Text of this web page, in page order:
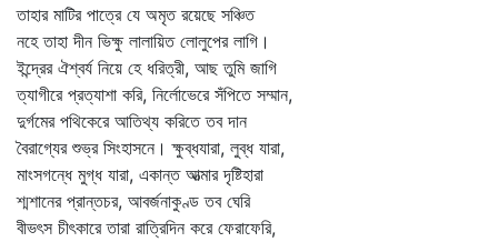
তাহার মাটির পাত্রে যে অমৃত রয়েছে সঞ্চিত
নহে তাহা দীন ভিক্ষু লালায়িত লোলুপের লাগি।
ইন্দ্রের ঐশ্বর্য নিয়ে হে ধরিত্রী, আছ তুমি জাগি
ত্যাগীরে প্রত্যাশা করি, নির্লোভেরে সঁপিতে সম্মান,
দুর্গমের পথিকেরে আতিথ্য করিতে তব দান
বৈরাগ্যের শুভ্র সিংহাসনে। ক্ষুব্ধযারা, লুব্ধ যারা,
মাংসগন্ধে মুগ্ধ যারা, একান্ত আত্মার দৃষ্টিহারা
শ্মশানের প্রান্তচর, আবর্জনাকুণ্ড তব ঘেরি
বীভৎস চীৎকারে তারা রাত্রিদিন করে ফেরাফেরি,